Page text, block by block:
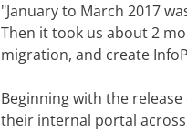
"January to March 2017
Then it took us about 2
migration, and create
Beginning with the
their internal portal